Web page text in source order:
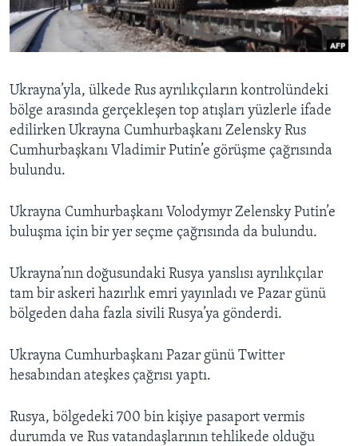
HAYATTAN
SANAT
BIZI TAKIP EDIN
Diller
Ukrayna’yla, ülkede Rus ayrılıkçıların kontrolündeki
bölge arasında gerçekleşen top atışları yüzlerle ifade
edilirken Ukrayna Cumhurbaşkanı Zelensky Rus
Cumhurbaşkanı Vladimir Putin’e görüşme çağrısında
bulundu.
Ukrayna Cumhurbaşkanı Volodymyr Zelensky Putin’e
buluşma için bir yer seçme çağrısında da bulundu.
Ukrayna’nın doğusundaki Rusya yanslısı ayrılıkçılar
tam bir askeri hazırlık emri yayınladı ve Pazar günü
bölgeden daha fazla sivili Rusya’ya gönderdi.
Ukrayna Cumhurbaşkanı Pazar günü Twitter
hesabından ateşkes çağrısı yaptı.
Rusya, bölgedeki 700 bin kişiye pasaport vermis
durumda ve Rus vatandaşlarının tehlikede olduğu